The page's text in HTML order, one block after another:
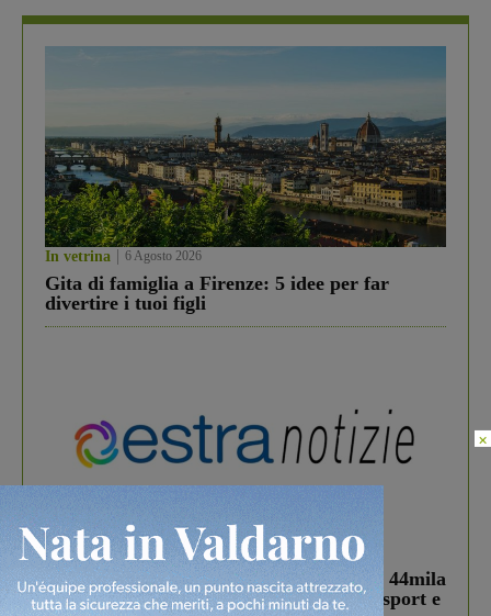
In vetrina 6 Agosto 2026
Gita di famiglia a Firenze: 5 idee per far
divertire i tuoi figli
In vetrina 3 Agosto 2026
Estra Notizie agosto: Smart Cities, oltre 44mila
studenti coinvolti, torna il bando per lo sport e
×